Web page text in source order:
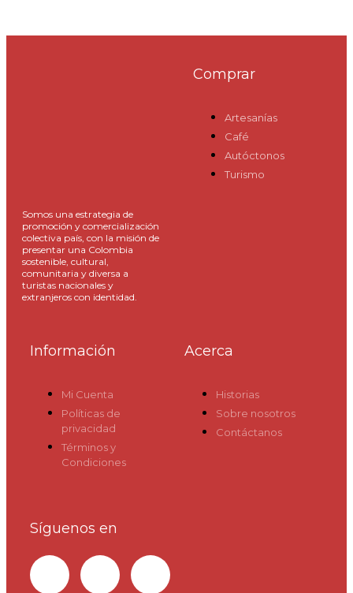
Somos una estrategia de
promoción y comercialización
colectiva país, con la misión de
presentar una Colombia
sostenible, cultural,
comunitaria y diversa a
turistas nacionales y
extranjeros con identidad.
Comprar
Artesanías
Café
Autóctonos
Turismo
Información
Mi Cuenta
Políticas de
privacidad
Términos y
Condiciones
Acerca
Historias
Sobre nosotros
Contáctanos
Síguenos en